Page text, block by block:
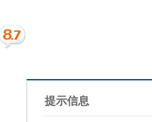
提示信息